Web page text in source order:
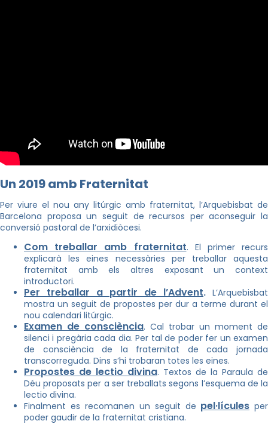
Un 2019 amb Fraternitat
Per viure el nou any litúrgic amb fraternitat, l’Arquebisbat de
Barcelona proposa un seguit de recursos per aconseguir la
conversió pastoral de l’arxidiòcesi.
Com treballar amb fraternitat. El primer recurs
explicarà les eines necessàries per treballar aquesta
fraternitat amb els altres exposant un context
introductori.
Per treballar a partir de l’Advent. L’Arquebisbat
mostra un seguit de propostes per dur a terme durant el
nou calendari litúrgic.
Examen de consciència. Cal trobar un moment de
silenci i pregària cada dia. Per tal de poder fer un examen
de consciència de la fraternitat de cada jornada
transcorreguda. Dins s’hi trobaran totes les eines.
Propostes de lectio divina. Textos de la Paraula de
Déu proposats per a ser treballats segons l’esquema de la
lectio divina.
Finalment es recomanen un seguit de pel·lícules per
poder gaudir de la fraternitat cristiana.